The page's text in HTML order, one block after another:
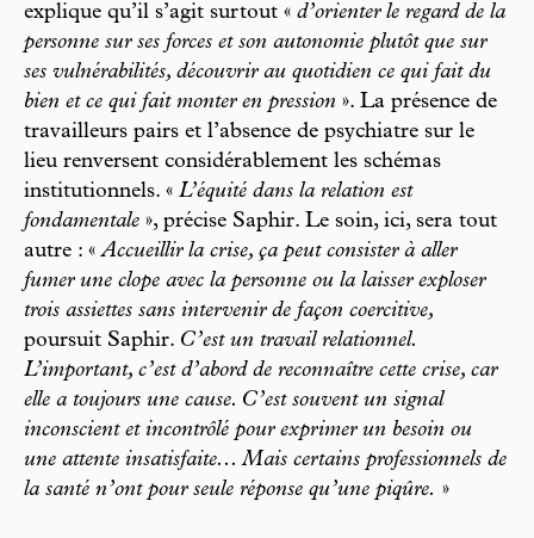
explique qu’il s’agit surtout « d’orienter le regard de la
personne sur ses forces et son autonomie plutôt que sur
ses vulnérabilités, découvrir au quotidien ce qui fait du
bien et ce qui fait monter en pression ». La présence de
travailleurs pairs et l’absence de psychiatre sur le
lieu renversent considérablement les schémas
institutionnels. « L’équité dans la relation est
fondamentale », précise Saphir. Le soin, ici, sera tout
autre : «Accueillir la crise, ça peut consister à aller
fumer une clope avec la personne ou la laisser exploser
trois assiettes sans intervenir de façon coercitive,
poursuit Saphir. C’est un travail relationnel.
L’important, c’est d’abord de reconnaître cette crise, car
elle a toujours une cause. C’est souvent un signal
inconscient et incontrôlé pour exprimer un besoin ou
une attente insatisfaite... Mais certains professionnels de
la santé n’ont pour seule réponse qu’une piqûre. »